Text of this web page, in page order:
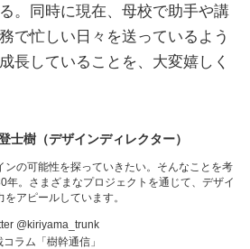
。同時に現在、母校で助手や講
で忙しい日々を送っているよう
長していることを、大変嬉しく
士樹（デザインディレクター）
ンの可能性を探っていきたい。そんなことを考
年。さまざまなプロジェクトを通じて、デザイ
をアピールしています。
@kiriyama_trunk
コラム「樹幹通信」